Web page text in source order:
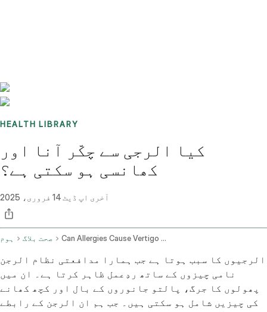
HEALTH LIBRARY
کیا الرجی سے چکّر آنا اور
کھانسی ہو سکتی ہے؟
آخری اپ ڈیٹ14 فروری، 2025
ہوم صحت بلاگ Can Allergies Cause Vertigo And Cough
الرجیوں کا سبب ہوتا ہے جب ہمارا مدافعتی نظام الرجن
نامی چیزوں کے ساتھ ردِعمل ظاہر کرتا ہے۔ ان میں
پھولوں کا جرگ، پالتو جانوروں کے بال اور کچھ کھانے
کی چیزیں شامل ہو سکتی ہیں۔ جب ہم ان الرجن کے رابطے